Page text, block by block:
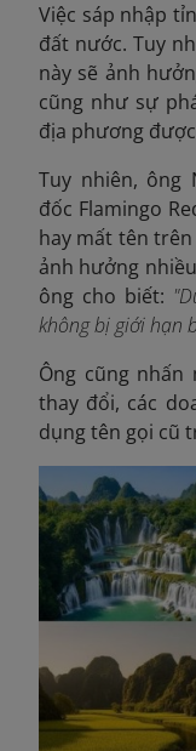
Việc sáp nhập
đất nước. Tuy
này sẽ ảnh
cũng như sự
địa phương
Tuy nhiên, ông
đốc Flamingo
hay mất tên
ảnh hưởng
ông cho biết:
không bị giới hạn
Ông cũng
thay đổi, các
dụng tên gọi cũ